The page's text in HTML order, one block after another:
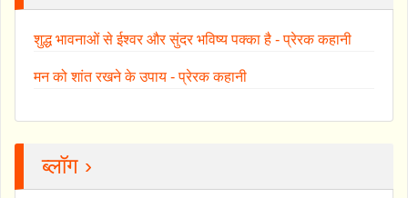
शुद्ध भावनाओं से ईश्वर और सुंदर भविष्य पक्का है - प्रेरक कहानी
मन को शांत रखने के उपाय - प्रेरक कहानी
ब्लॉग ›